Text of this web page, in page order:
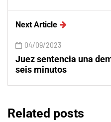
Next Article
04/09/2023
Juez sentencia una
seis minutos
Related posts